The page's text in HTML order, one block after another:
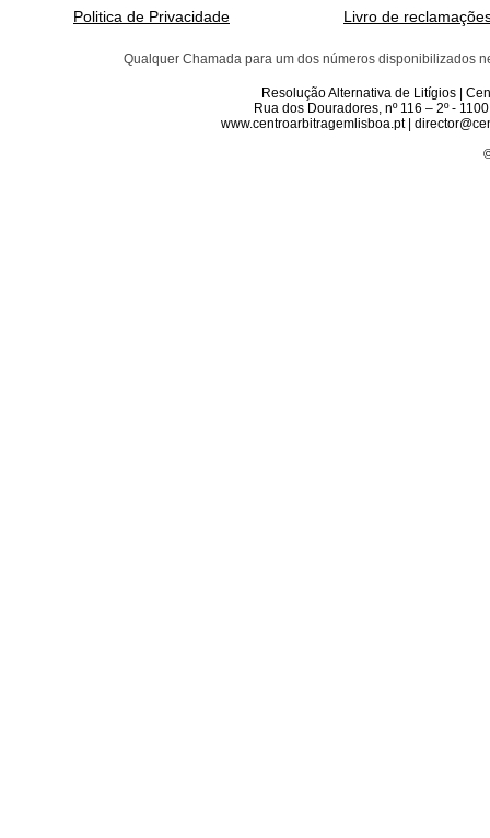
Politica de Privacidade Livro de
Qualquer Chamada para um dos números disponibilizados
Resolução Alternativa de Litígios |
Rua dos Douradores, nº 116 – 2º -
www.centroarbitragemlisboa.pt |